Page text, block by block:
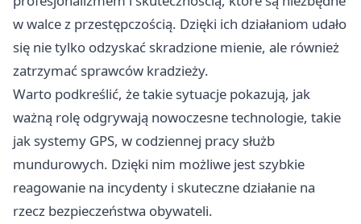
w walce z przestępczością. Dzięki ich działaniom udało
się nie tylko odzyskać skradzione mienie, ale również
zatrzymać sprawców kradzieży.
Warto podkreślić, że takie sytuacje pokazują, jak
ważną rolę odgrywają nowoczesne technologie, takie
jak systemy GPS, w codziennej pracy służb
mundurowych. Dzięki nim możliwe jest szybkie
reagowanie na incydenty i skuteczne działanie na
rzecz bezpieczeństwa obywateli.